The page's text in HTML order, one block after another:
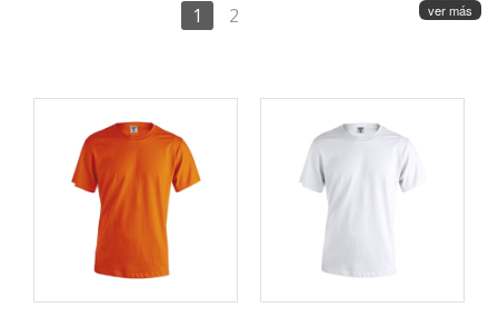
ver más
1 2